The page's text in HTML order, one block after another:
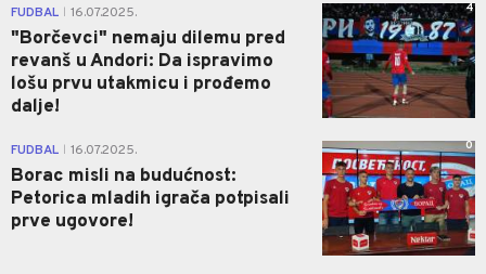
FUDBAL 16.07.2025.
"Borčevci" nemaju dilemu pred
revanš u Andori: Da ispravimo
lošu prvu utakmicu i prođemo
dalje!
4
FUDBAL 16.07.2025.
Borac misli na budućnost:
Petorica mladih igrača potpisali
prve ugovore!
0